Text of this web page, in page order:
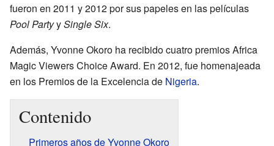
fueron en 2011 y 2012 por sus papeles en las películas
Pool PartyySingle Six.
Además, Yvonne Okoro ha recibido cuatro premios Africa
Magic Viewers Choice Award. En 2012, fue homenajeada
en los Premios de la Excelencia de Nigeria.
Contenido
Primeros años de Yvonne Okoro